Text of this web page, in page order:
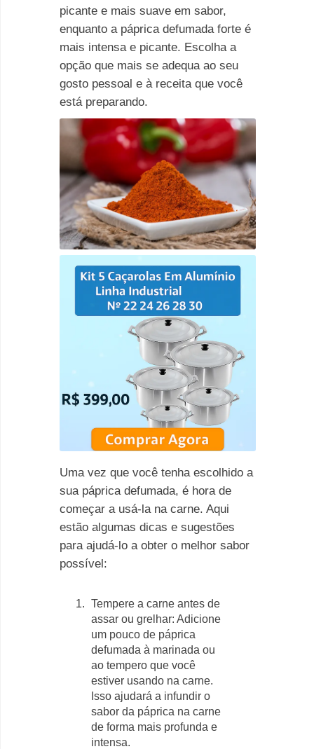
picante e mais suave em sabor,
enquanto a páprica defumada forte é
mais intensa e picante. Escolha a
opção que mais se adequa ao seu
gosto pessoal e à receita que você
está preparando.
Uma vez que você tenha escolhido a
sua páprica defumada, é hora de
começar a usá-la na carne. Aqui
estão algumas dicas e sugestões
para ajudá-lo a obter o melhor sabor
possível:
Tempere a carne antes de
assar ou grelhar: Adicione
um pouco de páprica
defumada à marinada ou
ao tempero que você
estiver usando na carne.
Isso ajudará a infundir o
sabor da páprica na carne
de forma mais profunda e
intensa.